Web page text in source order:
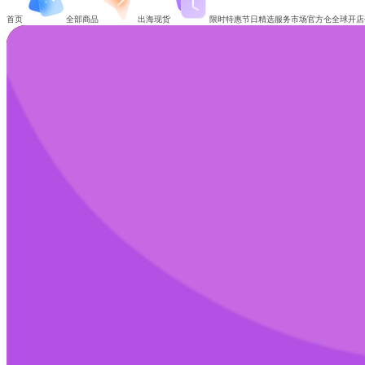
首页 全部商品 出海现货 限时特惠节日精选服务市场官方仓全球开店